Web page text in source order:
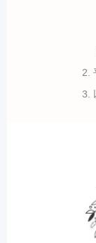
2.
3.